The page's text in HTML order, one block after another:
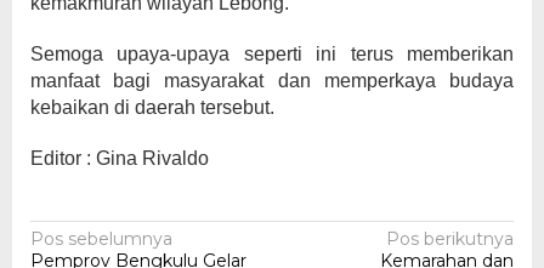
Semoga upaya-upaya seperti ini terus memberikan
manfaat bagi masyarakat dan memperkaya budaya
kebaikan di daerah tersebut.
Editor : Gina Rivaldo
Navigasi
Pos sebelumnya
Pemprov Bengkulu Gelar
Pos berikutnya
Kemarahan dan